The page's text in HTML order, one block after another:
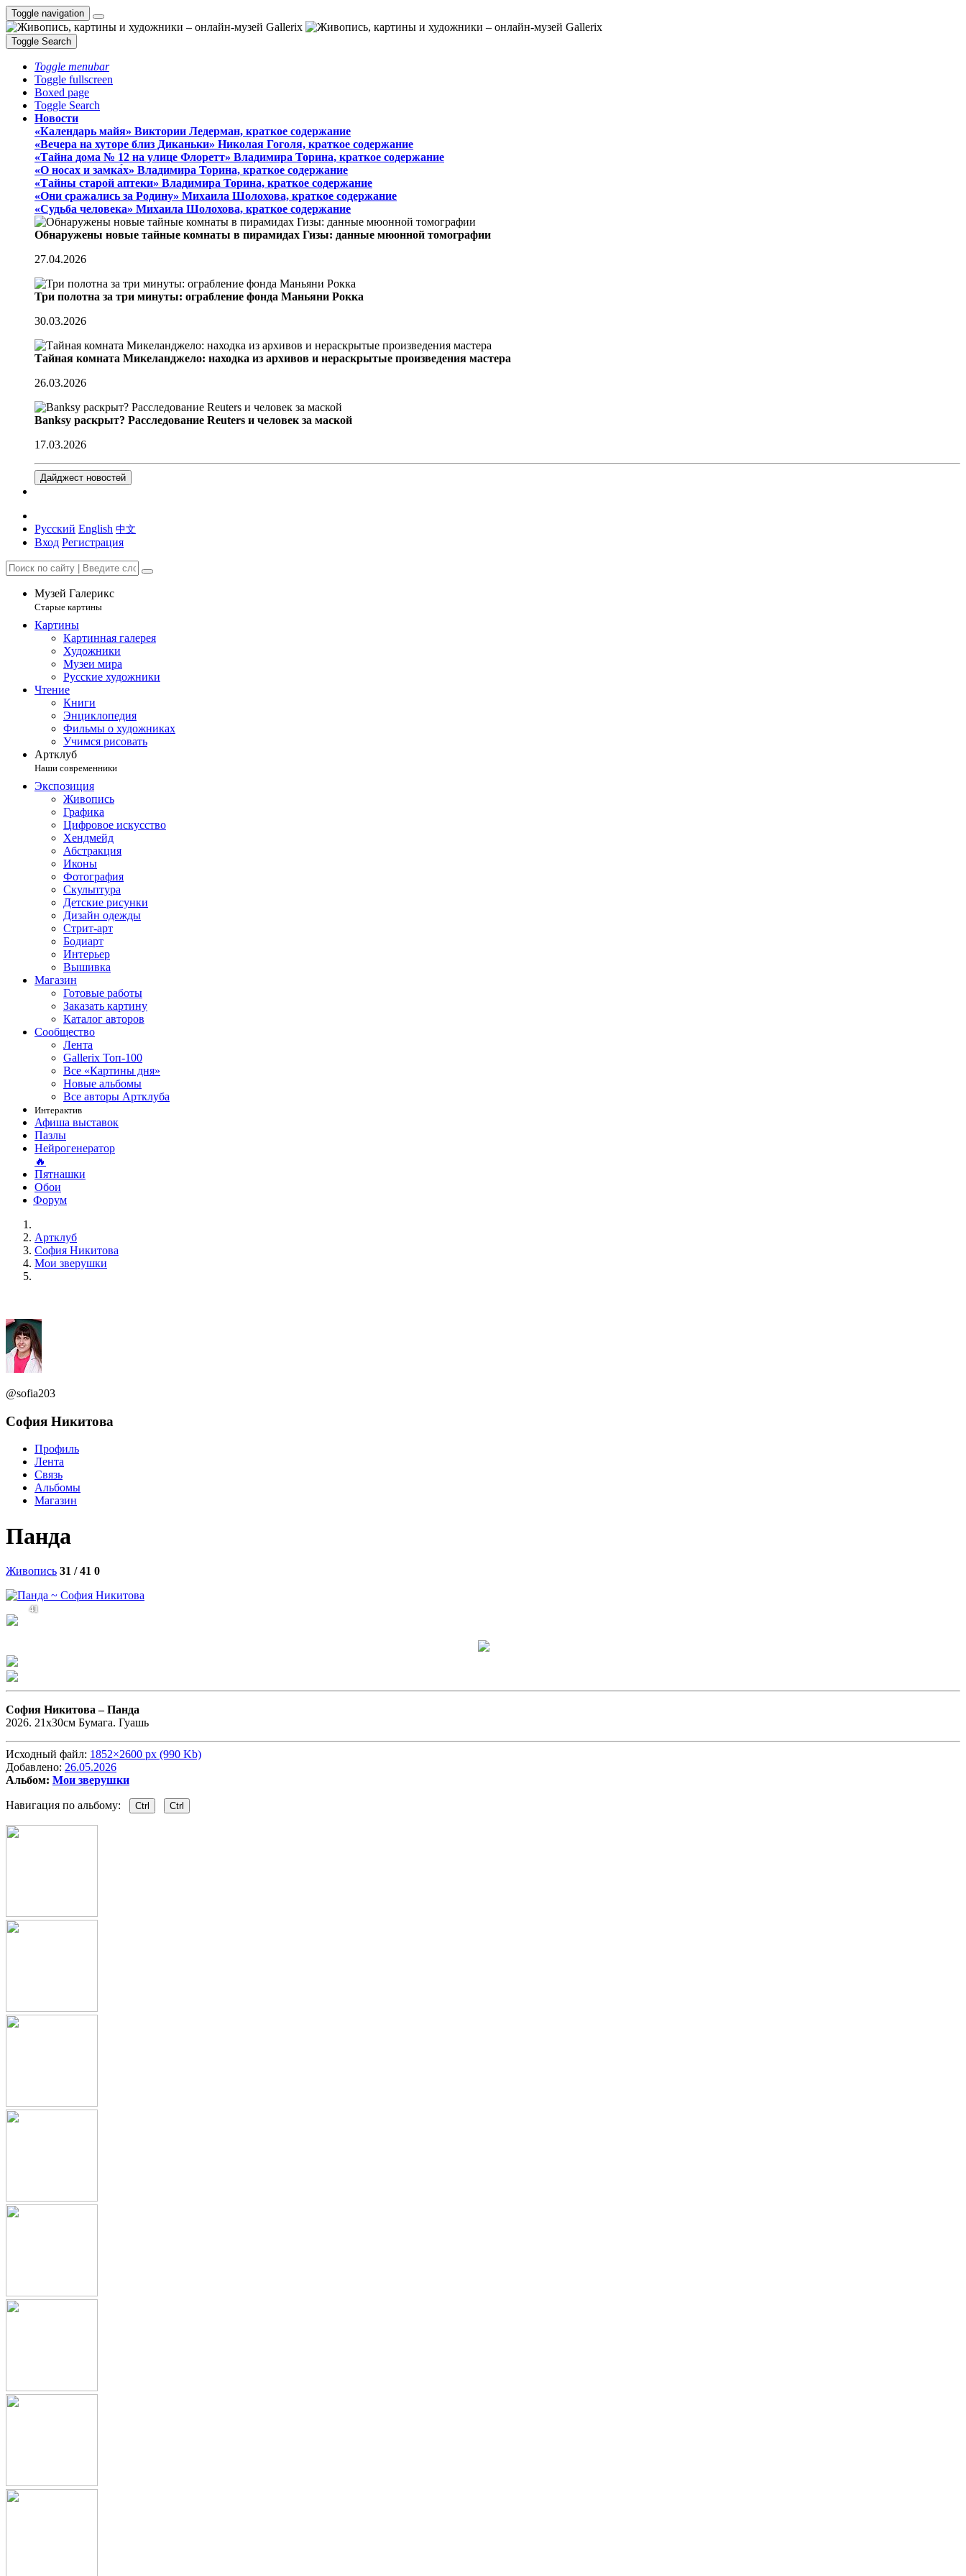
Toggle navigation
Toggle Search
Toggle menubar
Toggle fullscreen
Boxed page
Toggle Search
Новости
«Календарь майя» Виктории Ледерман, краткое содержание
«Вечера на хуторе близ Диканьки» Николая Гоголя, краткое содержание
«Тайна дома № 12 на улице Флоретт» Владимира Торина, краткое содержание
«О носах и замка́х» Владимира Торина, краткое содержание
«Тайны старой аптеки» Владимира Торина, краткое содержание
«Они сражались за Родину» Михаила Шолохова, краткое содержание
«Судьба человека» Михаила Шолохова, краткое содержание
Обнаружены новые тайные комнаты в пирамидах Гизы: данные мюонной томографии
27.04.2026
Три полотна за три минуты: ограбление фонда Маньяни Рокка
30.03.2026
Тайная комната Микеланджело: находка из архивов и нераскрытые произведения мастера
26.03.2026
Banksy раскрыт? Расследование Reuters и человек за маской
17.03.2026
Дайджест новостей
Русский English 中文
Вход Регистрация
Музей Галерикс
Старые картины
Картины
Картинная галерея
Художники
Музеи мира
Русские художники
Чтение
Книги
Энциклопедия
Фильмы о художниках
Учимся рисовать
Артклуб
Наши современники
Экспозиция
Живопись
Графика
Цифровое искусство
Хендмейд
Абстракция
Иконы
Фотография
Скульптура
Детские рисунки
Дизайн одежды
Стрит-арт
Бодиарт
Интерьер
Вышивка
Магазин
Готовые работы
Заказать картину
Каталог авторов
Сообщество
Лента
Gallerix Топ-100
Все «Картины дня»
Новые альбомы
Все авторы Артклуба
Интерактив
Афиша выставок
Пазлы
Нейрогенератор
🔥
Пятнашки
Обои
Форум
Артклуб
София Никитова
Мои зверушки
@sofia203
София Никитова
Профиль
Лента
Связь
Альбомы
Магазин
Панда
Живопись 31 / 41 0
41
София Никитова –Панда
2026. 21х30см Бумага. Гуашь
Исходный файл: 1852×2600 px (990 Kb)
Добавлено: 26.05.2026
Альбом: Мои зверушки
Навигация по альбому: Ctrl Ctrl